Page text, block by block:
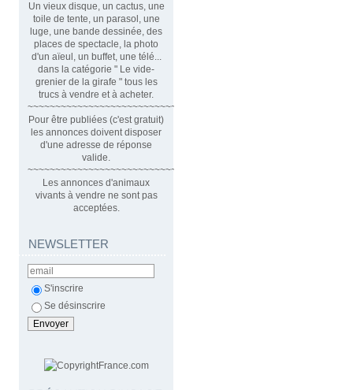
Un vieux disque, un cactus, une
toile de tente, un parasol, une
luge, une bande dessinée, des
places de spectacle, la photo
d'un aïeul, un buffet, une télé...
dans la catégorie " Le vide-
grenier de la girafe " tous les
trucs à vendre et à acheter.
~~~~~~~~~~~~~~~~~~~~~~~~~~~~~~
Pour être publiées (c'est gratuit)
les annonces doivent disposer
d'une adresse de réponse
valide.
~~~~~~~~~~~~~~~~~~~~~~~~~~~~~~~~
Les annonces d'animaux
vivants à vendre ne sont pas
acceptées.
NEWSLETTER
S'inscrire
Se désinscrire